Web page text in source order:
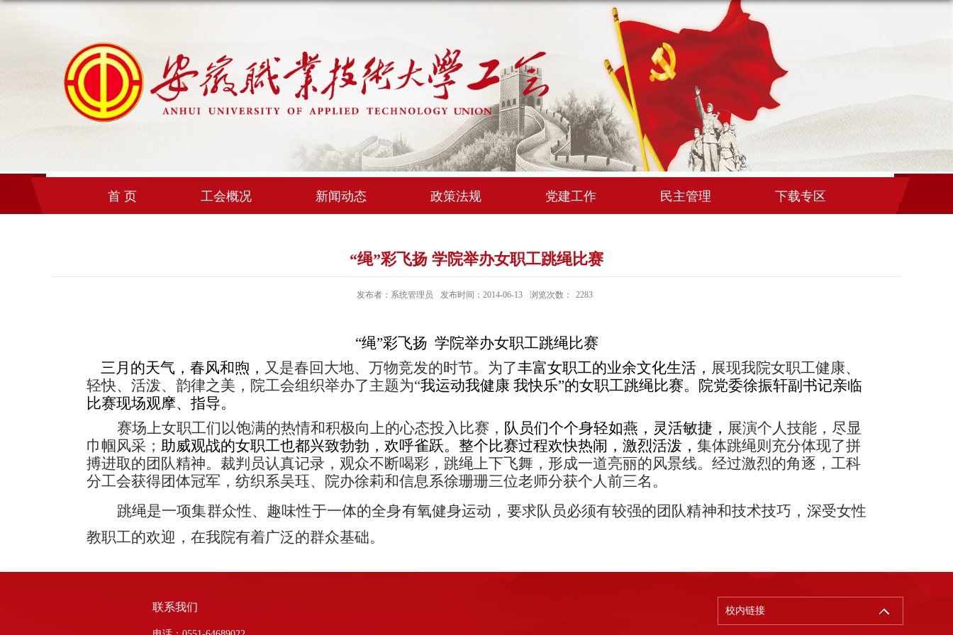
首 页 工会概况 新闻动态 政策法规 党建工作 民主管理 下载专区
“绳”彩飞扬 学院举办女职工跳绳比赛
发布者：系统管理员 发布时间：2014-06-13 浏览次数： 2283
“绳”彩飞扬 学院举办女职工跳绳比赛
三月的天气，春风和煦， 又是春回大地、万物竞发的时节。为了丰富女职工的业余文化生活， 展现我院女职工健康、
轻快、活泼、韵律之美，院工会组织举办了主题为“我运动我健康 我快乐”的女职工跳绳比赛。院党委徐振轩副书记亲临
比赛现场观摩、指导。
赛场上女职工们以饱满的热情和积极向上的心态投入比赛， 队员们个个身轻如燕，灵活敏捷， 展演个人技能，尽显
巾帼风采； 助威观战的女职工也都兴致勃勃，欢呼雀跃。整个比赛过程欢快热闹，激烈活泼， 集体跳绳则充分体现了拼
搏进取的团队精神。裁判员认真记录，观众不断喝彩，跳绳上下飞舞， 形成一道亮丽的风景线。经过激烈的角逐，工科
分工会获得团体冠军，纺织系吴珏、院办徐莉和信息系徐珊珊三位老师分获个人前三名。
跳绳是一项集群众性、趣味性于一体的全身有氧健身运动，要求队员必须有较强的团队精神和技术技巧，深受女性
教职工的欢迎，在我院有着广泛的群众基础。
联系我们 校内链接